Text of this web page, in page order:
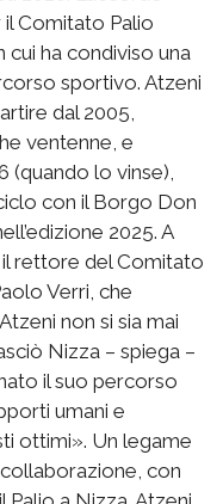
Comitato Palio
ha condiviso una
sportivo. Atzeni
dal 2005,
ventenne, e
(quando lo vinse),
con il Borgo Don
2025. A
rettore del Comitato
Verri, che
non si sia mai
Nizza – spiega –
il suo percorso
umani e
ottimi». Un legame
con